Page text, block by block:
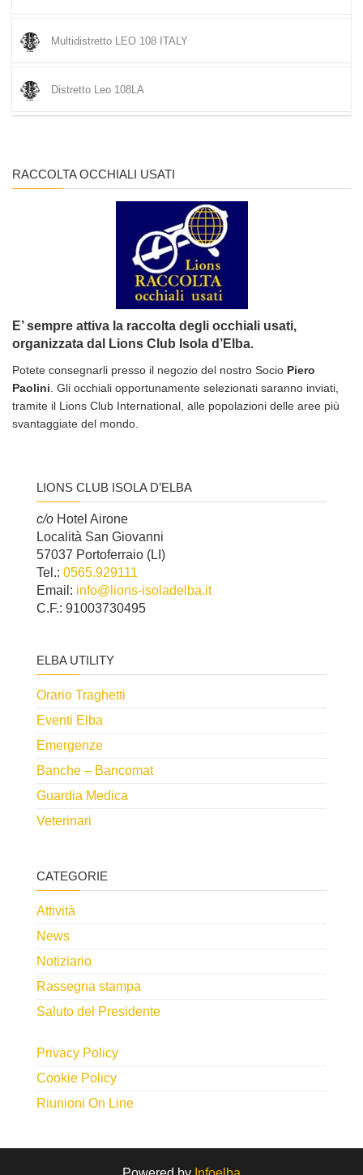
Multidistretto LEO 108 ITALY
Distretto Leo 108LA
RACCOLTA OCCHIALI USATI
E’ sempre attiva la raccolta degli occhiali usati,
organizzata dal Lions Club Isola d’Elba.
Potete consegnarli presso il negozio del nostro Socio Piero
Paolini. Gli occhiali opportunamente selezionati saranno inviati,
tramite il Lions Club International, alle popolazioni delle aree più
svantaggiate del mondo.
LIONS CLUB ISOLA D’ELBA
c/o Hotel Airone
Località San Giovanni
57037 Portoferraio (LI)
Tel.: 0565.929111
Email: info@lions-isoladelba.it
C.F.: 91003730495
ELBA UTILITY
Orario Traghetti
Eventi Elba
Emergenze
Banche – Bancomat
Guardia Medica
Veterinari
CATEGORIE
Attività
News
Notiziario
Rassegna stampa
Saluto del Presidente
Privacy Policy
Cookie Policy
Riunioni On Line